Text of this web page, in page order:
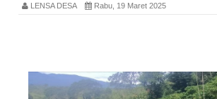
LENSA DESA Rabu, 19 Maret 2025